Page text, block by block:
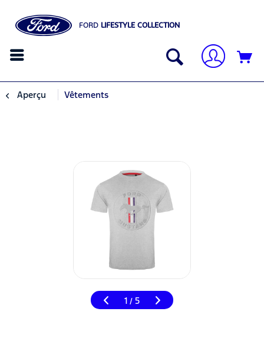
FORD LIFESTYLE COLLECTION
Aperçu Vêtements
1 / 5